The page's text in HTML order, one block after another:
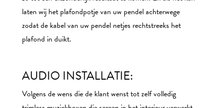
laten wij het plafondpotje van uw pendel achterwege
zodat de kabel van uw pendel netjes rechtstreeks het
plafond in duikt.
AUDIO INSTALLATIE:
Volgens de wens die de klant wenst tot zelf volledig